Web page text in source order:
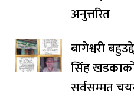
अनुत्तरित
बागेश्वरी
सिंह
सर्वसम्मत